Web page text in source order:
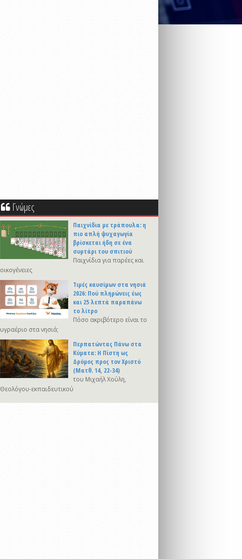
Γνώμες
Παιχνίδια με τράπουλα: η
πιο απλή ψυχαγωγία
βρίσκεται ήδη σε ένα
συρτάρι του σπιτιού
Παιχνίδια για παρέες και
οικογένειες
Τιμές καυσίμων στα νησιά
2026: Πού πληρώνεις έως
και 25 λεπτά παραπάνω
το λίτρο
Πόσο ακριβότερο είναι το
υγραέριο στα νησιά;
Περπατώντας Πάνω στα
Κύματα: Η Πίστη ως
Δρόμος προς τον Χριστό
(Ματθ. 14, 22-34)
του Μιχαήλ Χούλη,
Θεολόγου-εκπαιδευτικού